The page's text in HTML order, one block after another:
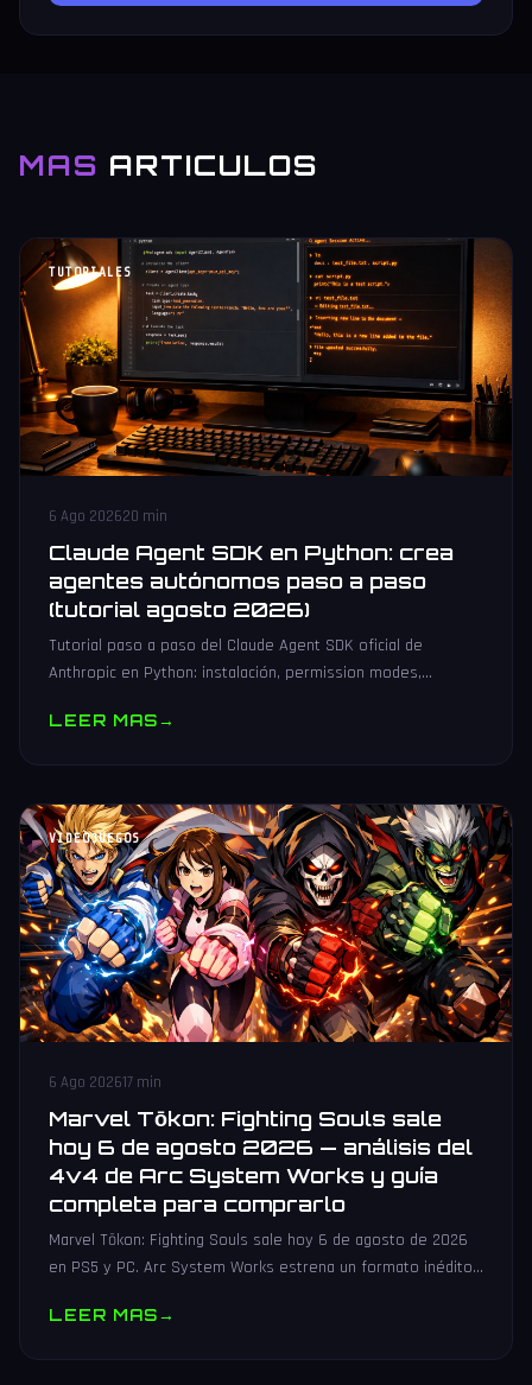
MAS ARTICULOS
TUTORIALES
6 Ago 202620 min
Claude Agent SDK en Python: crea
agentes autónomos paso a paso
(tutorial agosto 2026)
Tutorial paso a paso del Claude Agent SDK oficial de
Anthropic en Python: instalación, permission modes,
producción.
LEER MAS→
VIDEOJUEGOS
6 Ago 202617 min
Marvel Tōkon: Fighting Souls sale
hoy 6 de agosto 2026 — análisis del
4v4 de Arc System Works y guía
completa para comprarlo
Marvel Tōkon: Fighting Souls sale hoy 6 de agosto de 2026
en PS5 y PC. Arc System Works estrena un formato inédito
LEER MAS→